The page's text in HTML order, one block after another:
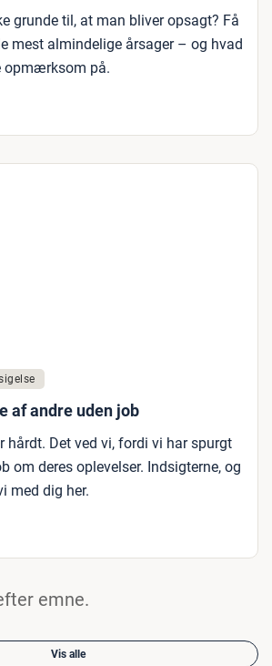
grunde til, at man bliver opsagt? Få
mest almindelige årsager – og hvad
opmærksom på.
af andre uden job
hårdt. Det ved vi, fordi vi har spurgt
om deres oplevelser. Indsigterne, og
med dig her.
emne.
Vis alle